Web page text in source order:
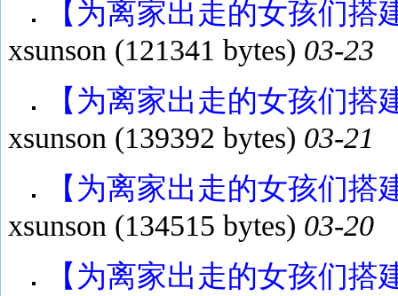
【为离家出走的女孩们
xsunson (121341 bytes) 03-23
【为离家出走的女孩们
xsunson (139392 bytes) 03-21
【为离家出走的女孩们
xsunson (134515 bytes) 03-20
【为离家出走的女孩们